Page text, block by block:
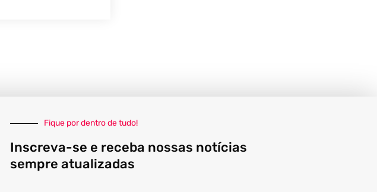
Fique por dentro de tudo!
Inscreva-se e receba nossas notícias
sempre atualizadas